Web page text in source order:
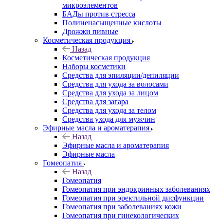
микроэлементов
БАДы против стресса
Полиненасыщенные кислоты
Дрожжи пивные
Косметическая продукция
Назад
Косметическая продукция
Наборы косметики
Средства для эпиляции/депиляции
Средства для ухода за волосами
Средства для ухода за лицом
Средства для загара
Средства для ухода за телом
Средства ухода для мужчин
Эфирные масла и ароматерапия
Назад
Эфирные масла и ароматерапия
Эфирные масла
Гомеопатия
Назад
Гомеопатия
Гомеопатия при эндокринных заболеваниях
Гомеопатия при эректильной дисфункции
Гомеопатия при заболеваниях кожи
Гомеопатия при гинекологических